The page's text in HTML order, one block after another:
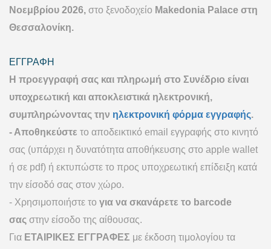
Νοεμβρίου 2026, στο ξενοδοχείο Makedonia Palace στη
Θεσσαλονίκη.
ΕΓΓΡΑΦΗ
Η προεγγραφή σας και πληρωμή στο Συνέδριο είναι
υποχρεωτική και αποκλειστικά ηλεκτρονική,
συμπληρώνοντας την ηλεκτρονική φόρμα εγγραφής.
- Αποθηκεύστε το αποδεικτικό email εγγραφής στο κινητό
σας (υπάρχει η δυνατότητα αποθήκευσης στο apple wallet
ή σε pdf) ή εκτυπώστε το προς υποχρεωτική επίδειξη κατά
την είσοδό σας στον χώρο.
- Xρησιμοποιήστε το για να σκανάρετε το barcode
σας στην είσοδο της αίθουσας.
Για ΕΤΑΙΡΙΚΕΣ ΕΓΓΡΑΦΕΣ με έκδοση τιμολογίου τα